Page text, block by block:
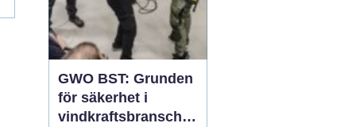
GWO BST: Grunden
för säkerhet i
vindkraftsbransche